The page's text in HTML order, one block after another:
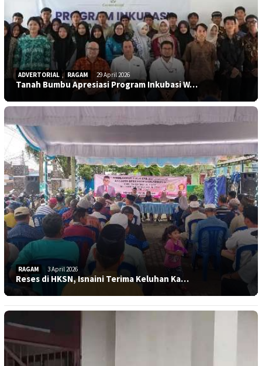
ADVERTORIAL , RAGAM 29 April 2026
Tanah Bumbu Apresiasi Program Inkubasi W…
RAGAM 3 April 2026
Reses di HKSN, Isnaini Terima Keluhan Ka…